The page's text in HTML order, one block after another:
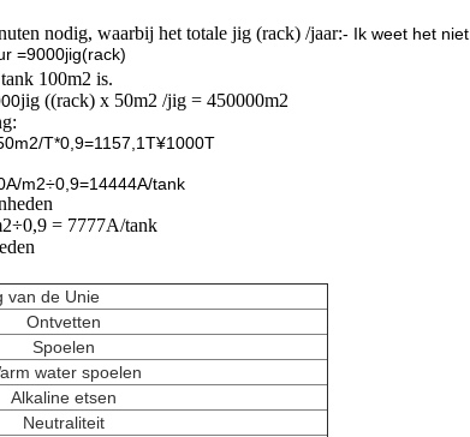
nodig, waarbij het totale jig (rack) /jaar:- Ik weet het niet.
=9000jig(rack)
100m2 is.
jig ((rack) x 50m2 /jig = 450000m2
T*0,9=1157,1T¥1000T
m2÷0,9=14444A/tank
= 7777A/tank
van de Unie
Ontvetten
Spoelen
water spoelen
Alkaline etsen
Neutraliteit